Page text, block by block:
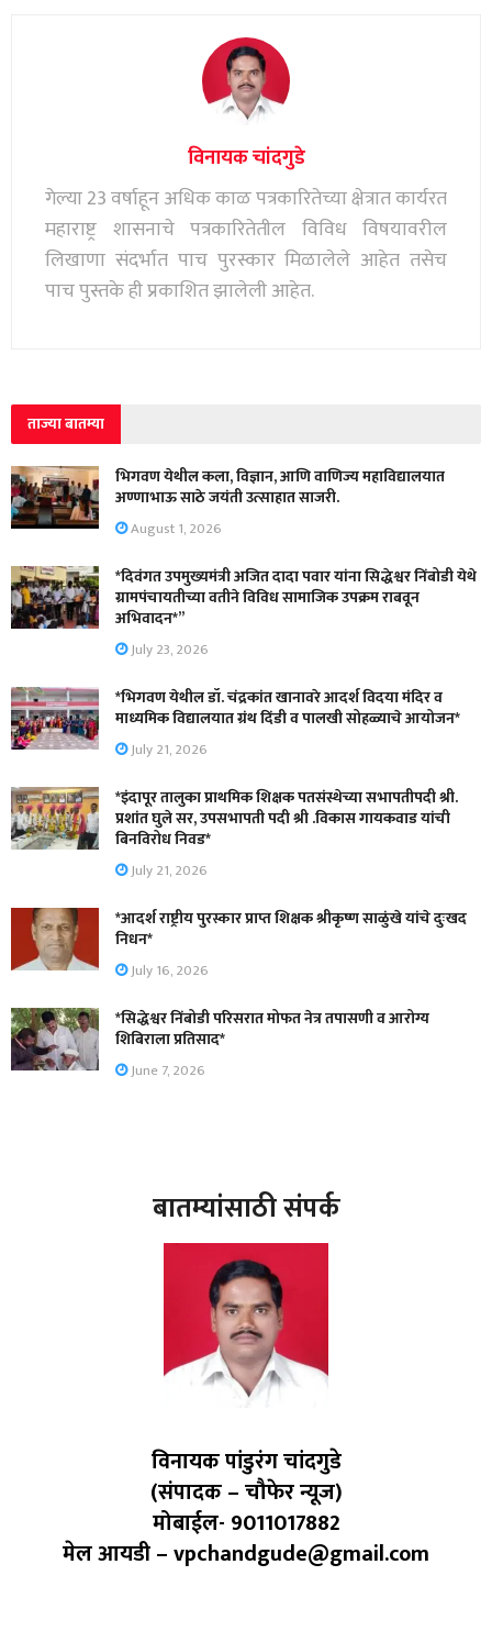
विनायक चांदगुडे
गेल्या 23 वर्षाहून अधिक काळ पत्रकारितेच्या क्षेत्रात कार्यरत
महाराष्ट्र शासनाचे पत्रकारितेतील विविध विषयावरील
लिखाणा संदर्भात पाच पुरस्कार मिळालेले आहेत तसेच
पाच पुस्तके ही प्रकाशित झालेली आहेत.
ताज्या बातम्या
भिगवण येथील कला, विज्ञान, आणि वाणिज्य महाविद्यालयात
अण्णाभाऊ साठे जयंती उत्साहात साजरी.
August 1, 2026
*दिवंगत उपमुख्यमंत्री अजित दादा पवार यांना सिद्धेश्वर निंबोडी येथे
ग्रामपंचायतीच्या वतीने विविध सामाजिक उपक्रम राबवून
अभिवादन*”
July 23, 2026
*भिगवण येथील डॉ. चंद्रकांत खानावरे आदर्श विदया मंदिर व
माध्यमिक विद्यालयात ग्रंथ दिंडी व पालखी सोहळ्याचे आयोजन*
July 21, 2026
*इंदापूर तालुका प्राथमिक शिक्षक पतसंस्थेच्या सभापतीपदी श्री.
प्रशांत घुले सर, उपसभापती पदी श्री .विकास गायकवाड यांची
बिनविरोध निवड*
July 21, 2026
*आदर्श राष्ट्रीय पुरस्कार प्राप्त शिक्षक श्रीकृष्ण साळुंखे यांचे दुःखद
निधन*
July 16, 2026
*सिद्धेश्वर निंबोडी परिसरात मोफत नेत्र तपासणी व आरोग्य
शिबिराला प्रतिसाद*
June 7, 2026
बातम्यांसाठी संपर्क
विनायक पांडुरंग चांदगुडे
(संपादक – चौफेर न्यूज)
मोबाईल- 9011017882
मेल आयडी – vpchandgude@gmail.com